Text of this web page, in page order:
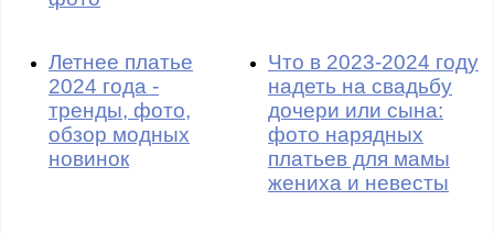
Летнее платье
2024 года -
тренды, фото,
обзор модных
новинок
Что в 2023-2024 году
надеть на свадьбу
дочери или сына:
фото нарядных
платьев для мамы
жениха и невесты